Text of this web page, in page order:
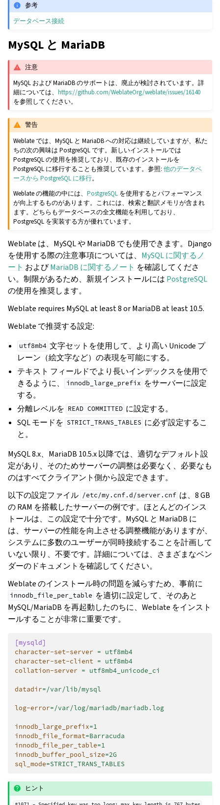
参考
データベース接続
MySQL と MariaDB
注意
MySQL および MariaDB のサポートは、廃止が検討されています。詳
細については、https://github.com/WeblateOrg/weblate/issues/16140
を参照してください。
警告
Weblate では、MySQL と MariaDB への対応は継続していますが、私た
ちの次の興味は PostgreSQL です。新しいインストールでは
PostgreSQL の使用を推奨しており、既存のインストールを
PostgreSQL に移行することも推奨しています。参照:他のデータベ
ースから PostgreSQL に移行。
Weblate の機能の中には、PostgreSQL を使用するとパフォーマンス
が向上するものがあります。これには、検索と翻訳メモリが含まれ
ます。どちらもデータベースの全文機能を利用しており、
PostgreSQL を実装する方が優れています。
Weblate は、MySQL や MariaDB でも使用できます。Django
を使用する際の注意事項については、 MySQL に関するノ
ート およびMariaDB に関するノート を確認してくださ
い。制限があるため、新規インストールには PostgreSQL
の使用を推奨します。
Weblate requires MySQL at least 8 or MariaDB at least 10.5.
Weblate で推奨する設定:
utf8mb4 文字セットを使用して、より高い Unicode プ
レーン（絵文字など）の表現を可能にする。
テキスト フィールドでより長いインデックスを使用で
きるように、
innodb_large_prefix をサーバーに設定
する。
分離レベルを READ COMMITTED に設定する。
SQL モードを STRICT_TRANS_TABLES に必ず設定するこ
と。
MySQL 8.x、MariaDB 10.5.x 以降では、適切なデフォルト設
定があり、そのためサーバーの調整は必要なく、必要なも
のはすべてクライアント側から設定できます。
以下の設定ファイル /etc/my.cnf.d/server.cnf は、8 GB
の RAM を搭載したサーバーの例です。ほとんどのインス
トールは、この設定で十分です。MySQL と MariaDB に
は、サーバーの性能を向上させる調整機能がありますが、
システムに多数のユーザーが同時接続することを計画して
いない限り、不要です。詳細については、さまざまなベン
ダーのドキュメントを確認してください。
Weblate のインストール時の問題を減らすため、事前に
innodb_file_per_table を適切に設定して、そのあと
MySQL/MariaDB を再起動したのちに、Weblate をインスト
ールすることが非常に重要です。
[mysqld]
character-set-server = utf8mb4
character-set-client = utf8mb4
collation-server = utf8mb4_unicode_ci
datadir=/var/lib/mysql
log-error=/var/log/mariadb/mariadb.log
innodb_large_prefix=1
innodb_file_format=Barracuda
innodb_file_per_table=1
innodb_buffer_pool_size=2G
sql_mode=STRICT_TRANS_TABLES
ヒント